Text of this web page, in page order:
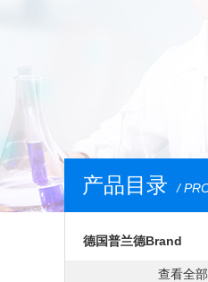
产品目录 /
德国普兰德Brand
查看全